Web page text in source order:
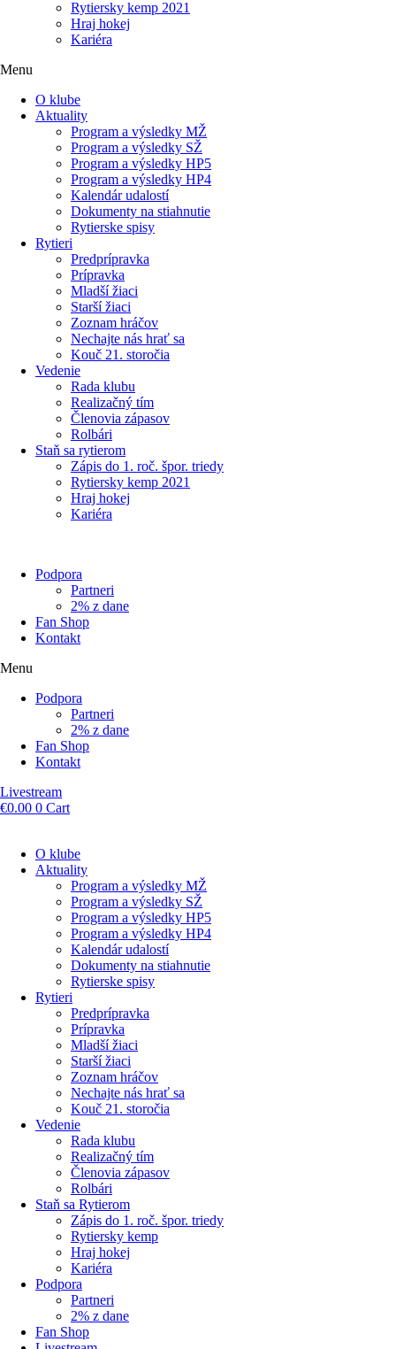
Rytiersky kemp 2021
Hraj hokej
Kariéra
Menu
O klube
Aktuality
Program a výsledky MŽ
Program a výsledky SŽ
Program a výsledky HP5
Program a výsledky HP4
Kalendár udalostí
Dokumenty na stiahnutie
Rytierske spisy
Rytieri
Predprípravka
Prípravka
Mladší žiaci
Starší žiaci
Zoznam hráčov
Nechajte nás hrať sa
Kouč 21. storočia
Vedenie
Rada klubu
Realizačný tím
Členovia zápasov
Rolbári
Staň sa rytierom
Zápis do 1. roč. špor. triedy
Rytiersky kemp 2021
Hraj hokej
Kariéra
Podpora
Partneri
2% z dane
Fan Shop
Kontakt
Menu
Podpora
Partneri
2% z dane
Fan Shop
Kontakt
Livestream
€0.00 0 Cart
O klube
Aktuality
Program a výsledky MŽ
Program a výsledky SŽ
Program a výsledky HP5
Program a výsledky HP4
Kalendár udalostí
Dokumenty na stiahnutie
Rytierske spisy
Rytieri
Predprípravka
Prípravka
Mladší žiaci
Starší žiaci
Zoznam hráčov
Nechajte nás hrať sa
Kouč 21. storočia
Vedenie
Rada klubu
Realizačný tím
Členovia zápasov
Rolbári
Staň sa Rytierom
Zápis do 1. roč. špor. triedy
Rytiersky kemp
Hraj hokej
Kariéra
Podpora
Partneri
2% z dane
Fan Shop